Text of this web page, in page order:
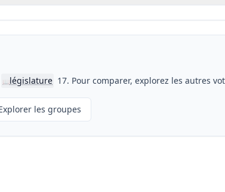
📖législature 17. Pour comparer, explorez les autres
les groupes